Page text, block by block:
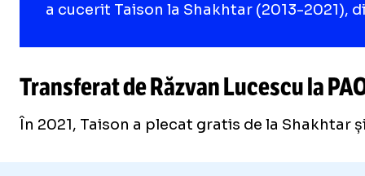
a cucerit Taison la Shakhtar (2013-2021),
Transferat de Răzvan Lucescu la
În 2021, Taison a plecat gratis de la